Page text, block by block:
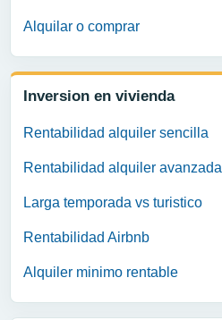
Alquilar o comprar
Inversion en vivienda
Rentabilidad alquiler sencilla
Rentabilidad alquiler avanzada
Larga temporada vs turistico
Rentabilidad Airbnb
Alquiler minimo rentable